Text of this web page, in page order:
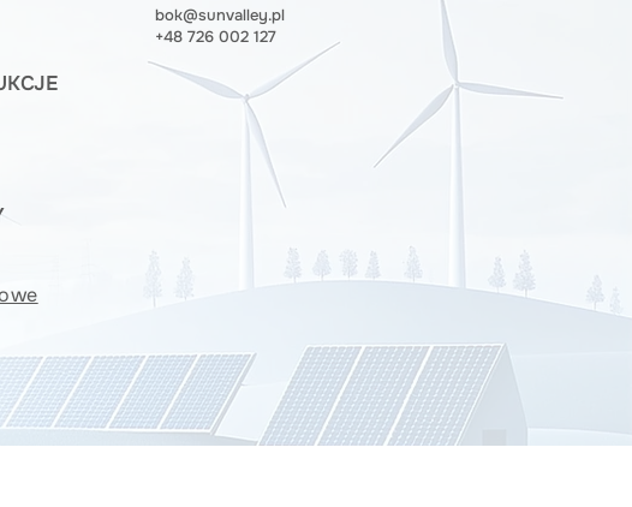
bok@sunvalley.pl
+48 726 002 127